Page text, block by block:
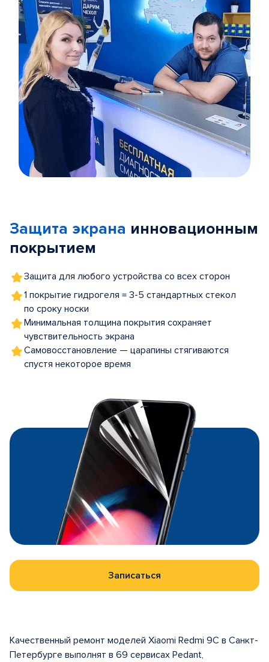
5
Защита экрана инновационным
покрытием
Защита для любого устройства со всех сторон
1 покрытие гидрогеля = 3-5 стандартных стекол
по сроку носки
Минимальная толщина покрытия сохраняет
чувствительность экрана
Самовосстановление — царапины стягиваются
спустя некоторое время
Записаться
Качественный ремонт моделей Xiaomi Redmi 9C в Санкт-
Петербурге выполнят в 69 сервисах Pedant,